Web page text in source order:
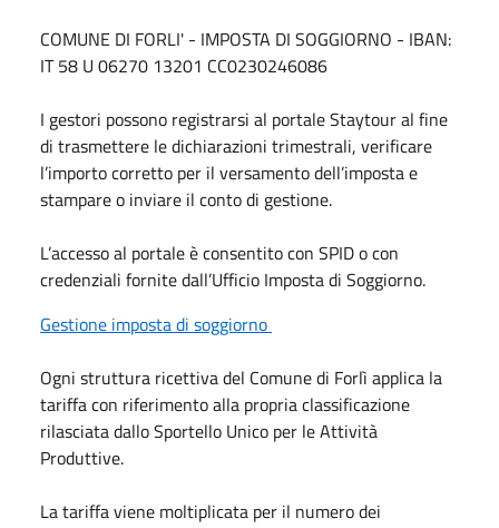
COMUNE DI FORLI' - IMPOSTA DI SOGGIORNO - IBAN:
IT 58 U 06270 13201 CC0230246086
I gestori possono registrarsi al portale Staytour al fine
di trasmettere le dichiarazioni trimestrali, verificare
l’importo corretto per il versamento dell’imposta e
stampare o inviare il conto di gestione.
L’accesso al portale è consentito con SPID o con
credenziali fornite dall’Ufficio Imposta di Soggiorno.
Gestione imposta di soggiorno
Ogni struttura ricettiva del Comune di Forlì applica la
tariffa con riferimento alla propria classificazione
rilasciata dallo Sportello Unico per le Attività
Produttive.
La tariffa viene moltiplicata per il numero dei